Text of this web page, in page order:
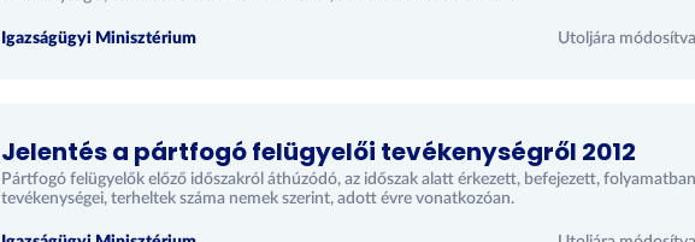
Igazságügyi Minisztérium Utoljára
Jelentés a pártfogó felügyelői tevékenységről 2012
Pártfogó felügyelők előző időszakról áthúzódó, az időszak alatt érkezett, befejezett,
tevékenységei, terheltek száma nemek szerint, adott évre vonatkozóan.